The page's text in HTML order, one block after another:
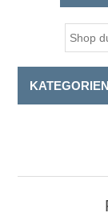
KATEGORIEN